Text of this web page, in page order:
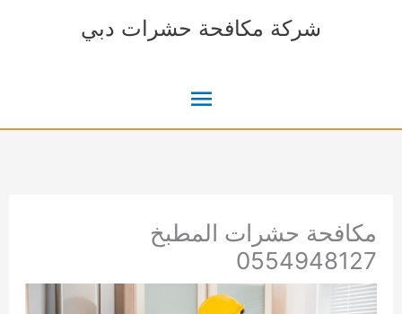
شركة مكافحة حشرات دبي
القائمة
مكافحة حشرات المطبخ
0554948127